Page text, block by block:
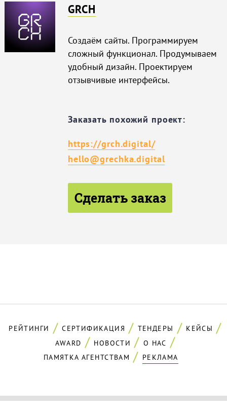
GRCH
Создаём сайты. Программируем
сложный функционал. Продумываем
удобный дизайн. Проектируем
отзывчивые интерфейсы.
Заказать похожий проект:
https://grch.digital/
hello@grechka.digital
Сделать заказ
РЕЙТИНГИ СЕРТИФИКАЦИЯ ТЕНДЕРЫ
КЕЙСЫ
AWARD
НОВОСТИ
О НАС
ПАМЯТКА АГЕНТСТВАМ
РЕКЛАМА